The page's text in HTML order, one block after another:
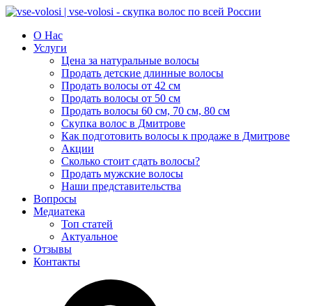
О Нас
Услуги
Цена за натуральные волосы
Продать детские длинные волосы
Продать волосы от 42 см
Продать волосы от 50 см
Продать волосы 60 см, 70 см, 80 см
Скупка волос в Дмитрове
Как подготовить волосы к продаже в Дмитрове
Акции
Сколько стоит сдать волосы?
Продать мужские волосы
Наши представительства
Вопросы
Медиатека
Топ статей
Актуальное
Отзывы
Контакты